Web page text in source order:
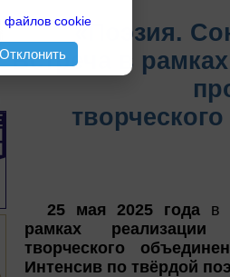
«Поэзия.
Встреча в
25 мая 2025 года в
рамках реализации
творческого
Интенсив по твёрдой
файлов cookie
Отклонить